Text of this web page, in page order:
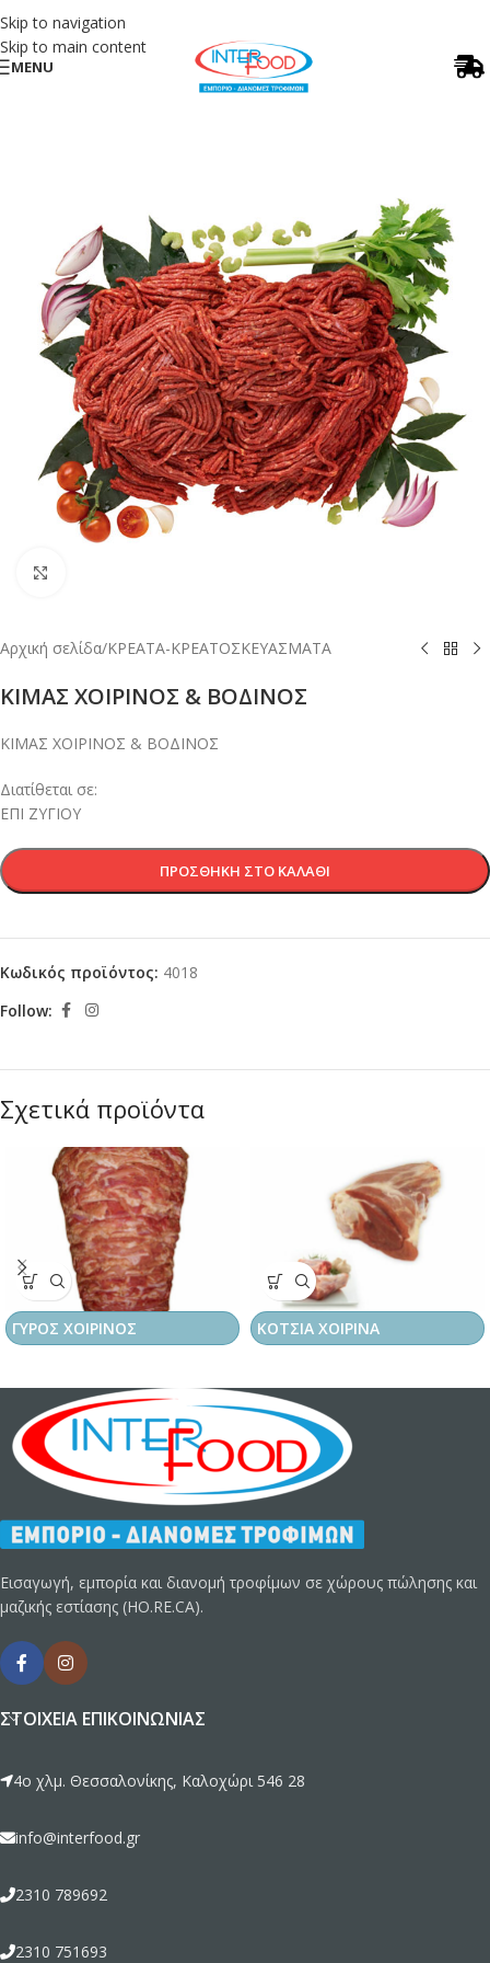
Skip to navigation
Skip to main content
MENU
Αρχική σελίδα/ΚΡΕΑΤΑ-ΚΡΕΑΤΟΣΚΕΥΑΣΜΑΤΑ
ΚΙΜΑΣ ΧΟΙΡΙΝΟΣ & ΒΟΔΙΝΟΣ
ΚΙΜΑΣ ΧΟΙΡΙΝΟΣ & ΒΟΔΙΝΟΣ
Διατίθεται σε:
ΕΠΙ ΖΥΓΙΟΥ
ΠΡΟΣΘΉΚΗ ΣΤΟ ΚΑΛΆΘΙ
Κωδικός προϊόντος: 4018
Follow:
Σχετικά προϊόντα
ΓΥΡΟΣ ΧΟΙΡΙΝΟΣ ΚΟΤΣΙΑ ΧΟΙΡΙΝΑ
Εισαγωγή, εμπορία και διανομή τροφίμων σε χώρους πώλησης και
μαζικής εστίασης (HO.RE.CA).
ΣΤΟΙΧΕΊΑ ΕΠΙΚΟΙΝΩΝΊΑΣ
4ο χλμ. Θεσσαλονίκης, Καλοχώρι 546 28
info@interfood.gr
2310 789692
2310 751693